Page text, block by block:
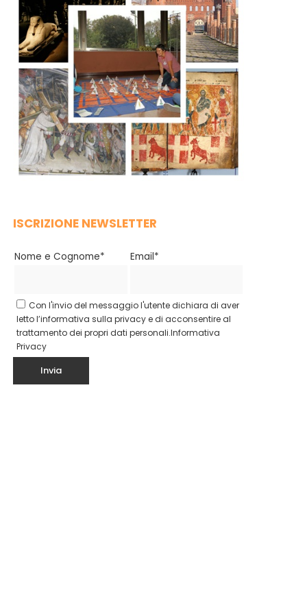
ISCRIZIONE NEWSLETTER
Nome e Cognome* Email*
Con l'invio del messaggio l'utente dichiara di aver
letto l’informativa sulla privacy e di acconsentire al
trattamento dei propri dati personali.Informativa
Privacy